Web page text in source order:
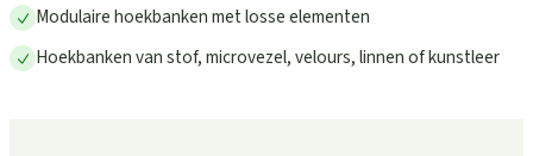
Modulaire hoekbanken met losse elementen
Hoekbanken van stof, microvezel, velours, linnen of kunstleer